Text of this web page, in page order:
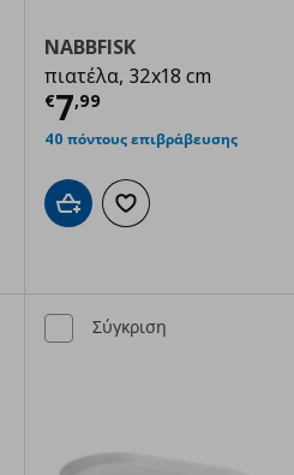
€ 6,49
NABBFISK
πιατέλα, 32x18 cm
€7,99
Τρέχουσα
40 πόντους επιβράβευσης
Προσθήκη στο καλάθι
Προσθήκη στα
Σύγκριση